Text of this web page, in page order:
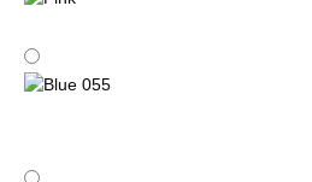
Pink
Blue 055